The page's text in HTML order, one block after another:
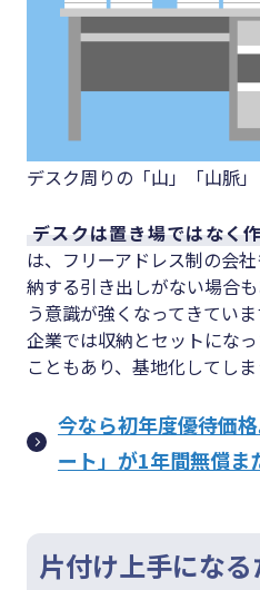
デスク周りの「山」「山脈
デスクは置き場ではなく
は、フリーアドレス制の会
納する引き出しがない場合
う意識が強くなってきてい
企業では収納とセットにな
こともあり、基地化してしま
今なら初年度優待価
ート」が1年間無償ま
片付け上手にな